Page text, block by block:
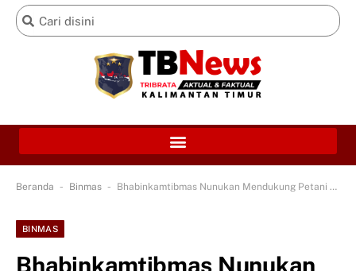
Beranda - Binmas - Bhabinkamtibmas Nunukan Mendukung Petani Meningkatkan Sumber Pangan
BINMAS
Bhabinkamtibmas Nunukan